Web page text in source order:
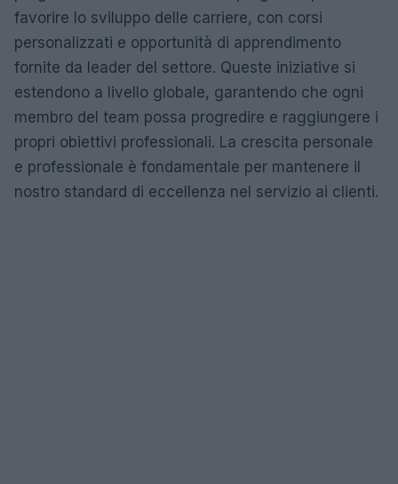
favorire lo sviluppo delle carriere, con corsi
personalizzati e opportunità di apprendimento
fornite da leader del settore. Queste iniziative si
estendono a livello globale, garantendo che ogni
membro del team possa progredire e raggiungere i
propri obiettivi professionali. La crescita personale
e professionale è fondamentale per mantenere il
nostro standard di eccellenza nel servizio ai clienti.